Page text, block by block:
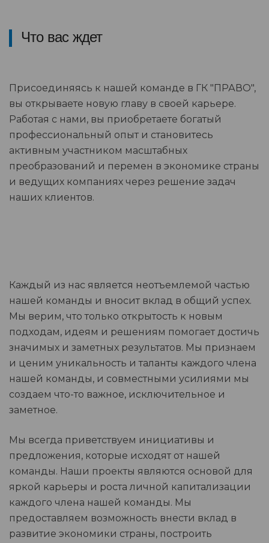
Что вас ждет
Присоединяясь к нашей команде в ГК "ПРАВО",
вы открываете новую главу в своей карьере.
Работая с нами, вы приобретаете богатый
профессиональный опыт и становитесь
активным участником масштабных
преобразований и перемен в экономике страны
и ведущих компаниях через решение задач
наших клиентов.
Каждый из нас является неотъемлемой частью
нашей команды и вносит вклад в общий успех.
Мы верим, что только открытость к новым
подходам, идеям и решениям помогает достичь
значимых и заметных результатов. Мы признаем
и ценим уникальность и таланты каждого члена
нашей команды, и совместными усилиями мы
создаем что-то важное, исключительное и
заметное.
Мы всегда приветствуем инициативы и
предложения, которые исходят от нашей
команды. Наши проекты являются основой для
яркой карьеры и роста личной капитализации
каждого члена нашей команды. Мы
предоставляем возможность внести вклад в
развитие экономики страны, построить